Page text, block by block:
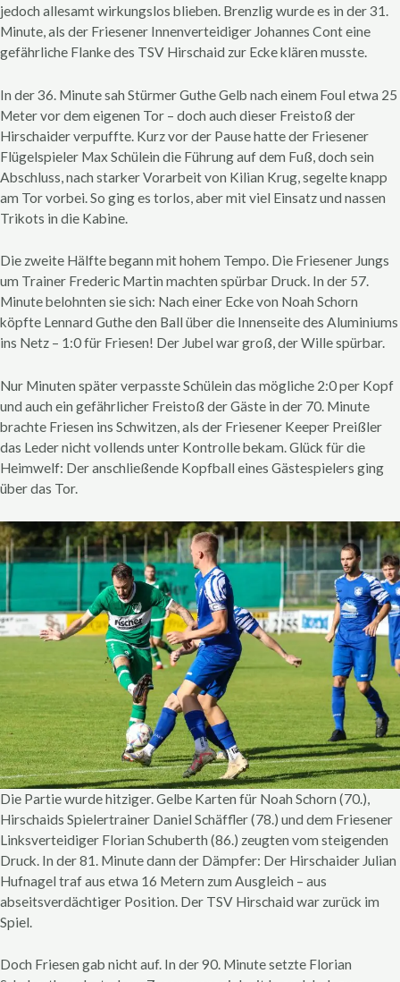
jedoch allesamt wirkungslos blieben. Brenzlig wurde es in der 31.
Minute, als der Friesener Innenverteidiger Johannes Cont eine
gefährliche Flanke des TSV Hirschaid zur Ecke klären musste.
In der 36. Minute sah Stürmer Guthe Gelb nach einem Foul etwa 25
Meter vor dem eigenen Tor – doch auch dieser Freistoß der
Hirschaider verpuffte. Kurz vor der Pause hatte der Friesener
Flügelspieler Max Schülein die Führung auf dem Fuß, doch sein
Abschluss, nach starker Vorarbeit von Kilian Krug, segelte knapp
am Tor vorbei. So ging es torlos, aber mit viel Einsatz und nassen
Trikots in die Kabine.
Die zweite Hälfte begann mit hohem Tempo. Die Friesener Jungs
um Trainer Frederic Martin machten spürbar Druck. In der 57.
Minute belohnten sie sich: Nach einer Ecke von Noah Schorn
köpfte Lennard Guthe den Ball über die Innenseite des Aluminiums
ins Netz – 1:0 für Friesen! Der Jubel war groß, der Wille spürbar.
Nur Minuten später verpasste Schülein das mögliche 2:0 per Kopf
und auch ein gefährlicher Freistoß der Gäste in der 70. Minute
brachte Friesen ins Schwitzen, als der Friesener Keeper Preißler
das Leder nicht vollends unter Kontrolle bekam. Glück für die
Heimwelf: Der anschließende Kopfball eines Gästespielers ging
über das Tor.
Die Partie wurde hitziger. Gelbe Karten für Noah Schorn (70.),
Hirschaids Spielertrainer Daniel Schäffler (78.) und dem Friesener
Linksverteidiger Florian Schuberth (86.) zeugten vom steigenden
Druck. In der 81. Minute dann der Dämpfer: Der Hirschaider Julian
Hufnagel traf aus etwa 16 Metern zum Ausgleich – aus
abseitsverdächtiger Position. Der TSV Hirschaid war zurück im
Spiel.
Doch Friesen gab nicht auf. In der 90. Minute setzte Florian